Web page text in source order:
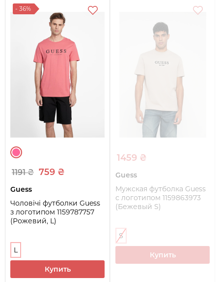
- 36%
1191 ₴ 759 ₴
Guess
Чоловічі футболки Guess
з логотипом 1159787757
(Рожевий, L)
L
Купить
1459 ₴
Guess
Мужская футболка Guess
с логотипом 1159863973
(Бежевый S)
S
Купить